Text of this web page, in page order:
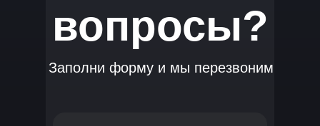
вопросы?
Заполни форму и мы перезвоним